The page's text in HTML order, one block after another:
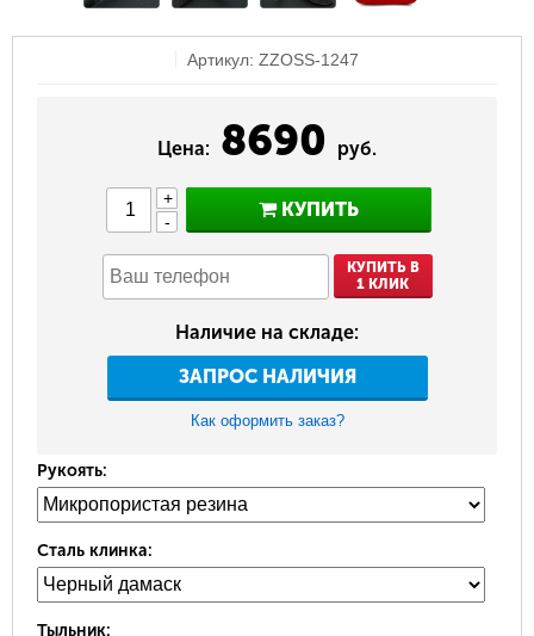
Артикул: ZZOSS-1247
Цена: 8690 руб.
+
-
КУПИТЬ
КУПИТЬ В
1 КЛИК
Наличие на складе:
ЗАПРОС НАЛИЧИЯ
Как оформить заказ?
Рукоять:
Сталь клинка:
Тыльник: